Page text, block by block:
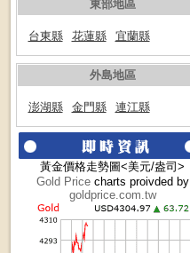
東部地區
台東縣 花蓮縣 宜蘭縣
外島地區
澎湖縣 金門縣 連江縣
黃金價格走勢圖<美元/盎司>
Gold Pricecharts proivded by
goldprice.com.tw